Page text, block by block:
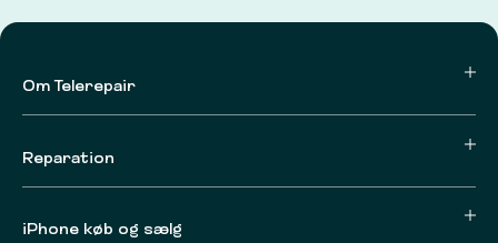
Om Telerepair
Reparation
iPhone køb og sælg